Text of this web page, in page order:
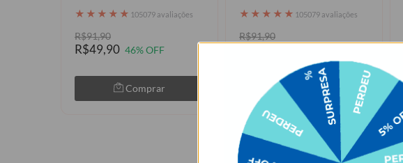
★ ★ ★ ★ ★ 105079 avaliações
R$91,90
R$49,90 46% OFF
Comprar
★ ★ ★ ★ ★ 105079 avaliações
R$91,90
Comprar